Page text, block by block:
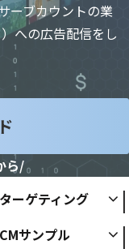
ーブカウントの業
への広告配信をし
ら/
ーゲティング
サンプル